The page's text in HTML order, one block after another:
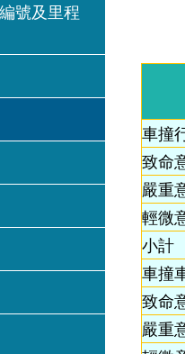
號及里程
車撞
致命
嚴重
輕微
小計
車撞
致命
嚴重